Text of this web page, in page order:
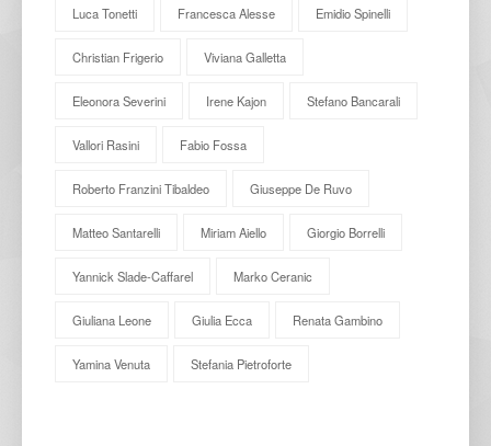
Luca Tonetti Francesca Alesse Emidio Spinelli
Christian Frigerio Viviana Galletta
Eleonora Severini Irene Kajon Stefano Bancarali
Vallori Rasini Fabio Fossa
Roberto Franzini Tibaldeo Giuseppe De Ruvo
Matteo Santarelli Miriam Aiello Giorgio Borrelli
Yannick Slade-Caffarel Marko Ceranic
Giuliana Leone Giulia Ecca Renata Gambino
Yamina Venuta Stefania Pietroforte